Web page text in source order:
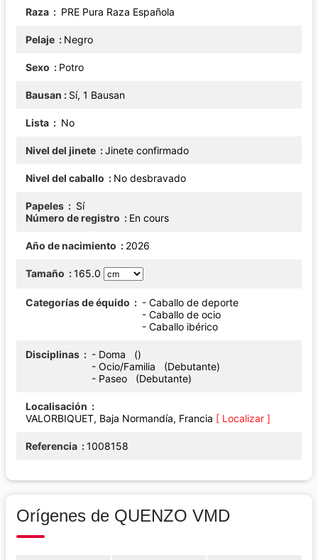
Raza PRE Pura Raza Española
Pelaje Negro
Sexo Potro
Bausan Sí, 1 Bausan
Lista No
Nivel del jinete Jinete confirmado
Nivel del caballo No desbravado
Papeles
Sí
Número de registro
En cours
Año de nacimiento 2026
Tamaño 165.0
Categorías de équido
- Caballo de deporte
- Caballo de ocio
- Caballo ibérico
Disciplinas
- Doma ()
- Ocio/Familia (Debutante)
- Paseo (Debutante)
Localisación
VALORBIQUET, Baja Normandía, Francia [ Localizar ]
Referencia 1008158
Orígenes de QUENZO VMD